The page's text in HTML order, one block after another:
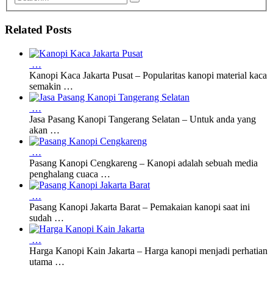
Related Posts
…
Kanopi Kaca Jakarta Pusat – Popularitas kanopi material kaca
semakin …
…
Jasa Pasang Kanopi Tangerang Selatan – Untuk anda yang
akan …
…
Pasang Kanopi Cengkareng – Kanopi adalah sebuah media
penghalang cuaca …
…
Pasang Kanopi Jakarta Barat – Pemakaian kanopi saat ini
sudah …
…
Harga Kanopi Kain Jakarta – Harga kanopi menjadi perhatian
utama …